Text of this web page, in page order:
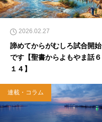
2026.02.27
諦めてからがむしろ試合開始
です【聖書からよもやま話６
１４】
連載・コラム